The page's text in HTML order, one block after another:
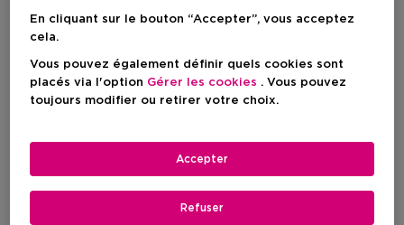
En cliquant sur le bouton “Accepter”, vous acceptez
cela.
Vous pouvez également définir quels cookies sont
placés via l'option Gérer les cookies . Vous pouvez
toujours modifier ou retirer votre choix.
Refuser
Accepter